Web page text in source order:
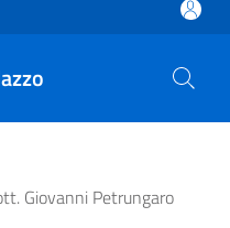
Giovanni Petrungaro